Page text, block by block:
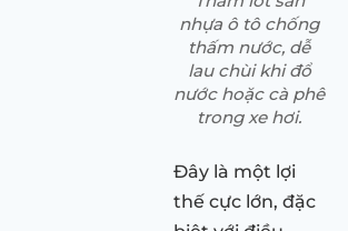
nhựa ô tô chống
thấm nước, dễ
lau chùi khi đổ
nước hoặc cà phê
trong xe hơi.
Đây là một lợi
thế cực lớn, đặc